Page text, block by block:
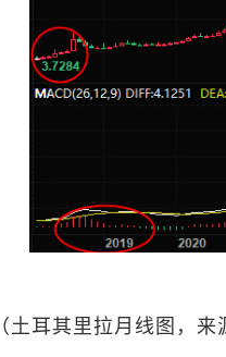
（土耳其里拉月线图，来